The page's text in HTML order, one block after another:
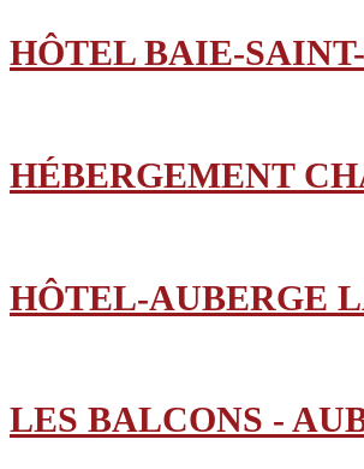
HÔTEL BAIE-
HÉBERGEMENT
HÔTEL-AUBERGE
LES BALCONS -